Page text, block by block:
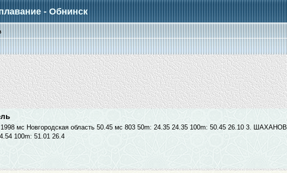
- Обнинск
мс Новгородская область 50.45 мс 803 50m: 24.35 24.35 100m: 50.45 26.10 3. ШАХАНОВ
100m: 51.01 26.4